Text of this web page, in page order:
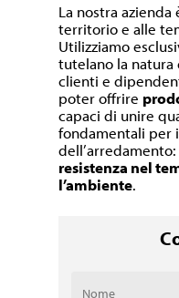
La nostra
territorio e alle
Utilizziamo
tutelano la natura
clienti e
poter offrire
capaci di unire
fondamentali per
resistenza nel
l’ambiente.